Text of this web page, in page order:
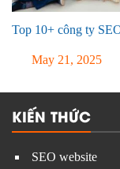
Top 10+ công ty
May 21, 2025
KIẾN THỨC
SEO website